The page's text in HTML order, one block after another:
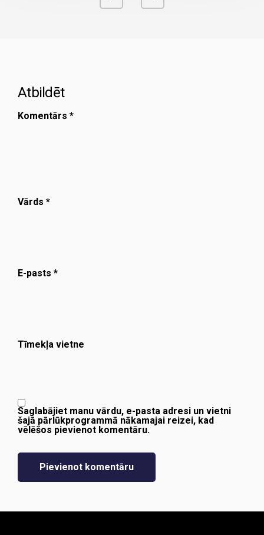
Atbildēt
Komentārs *
Vārds *
E-pasts *
Tīmekļa vietne
Saglabājiet manu vārdu, e-pasta adresi un vietni
šajā pārlūkprogrammā nākamajai reizei, kad
vēlēšos pievienot komentāru.